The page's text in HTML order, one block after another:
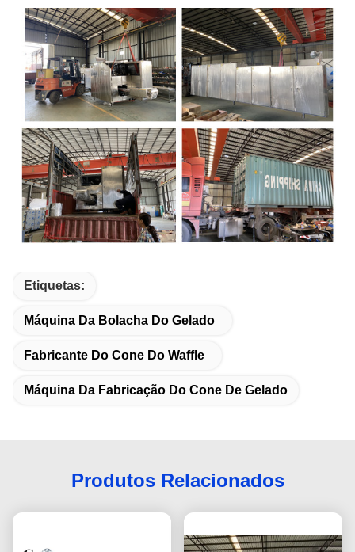
Etiquetas:
Máquina Da Bolacha Do Gelado
Fabricante Do Cone Do Waffle
Máquina Da Fabricação Do Cone De Gelado
Produtos Relacionados